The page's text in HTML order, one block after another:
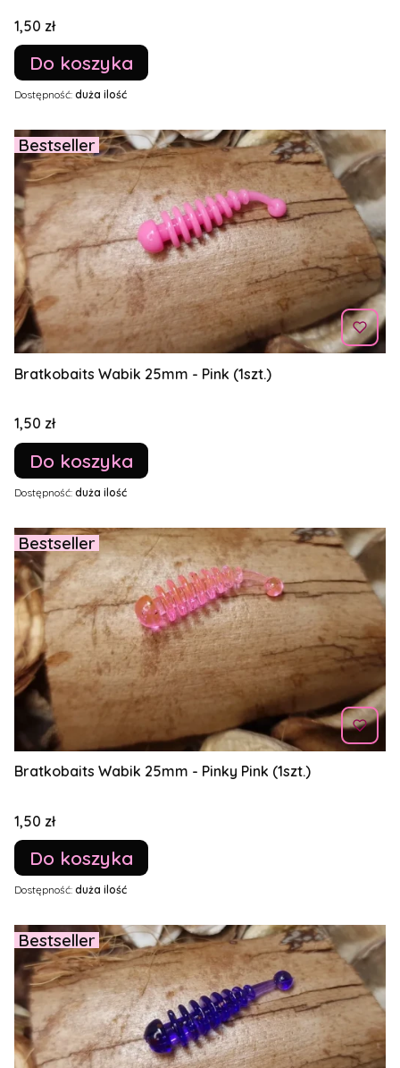
Cena
1,50 zł
Do koszyka
Dostępność: duża ilość
Bestseller
Bratkobaits Wabik 25mm - Pink (1szt.)
Cena
1,50 zł
Do koszyka
Dostępność: duża ilość
Bestseller
Bratkobaits Wabik 25mm - Pinky Pink (1szt.)
Cena
1,50 zł
Do koszyka
Dostępność: duża ilość
Bestseller